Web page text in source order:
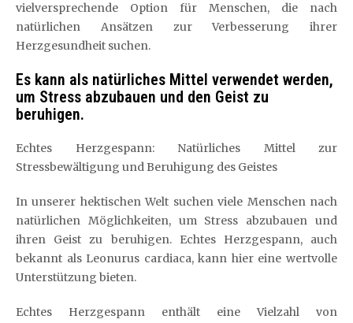
vielversprechende Option für Menschen, die nach
natürlichen Ansätzen zur Verbesserung ihrer
Herzgesundheit suchen.
Es kann als natürliches Mittel verwendet werden,
um Stress abzubauen und den Geist zu
beruhigen.
Echtes Herzgespann: Natürliches Mittel zur
Stressbewältigung und Beruhigung des Geistes
In unserer hektischen Welt suchen viele Menschen nach
natürlichen Möglichkeiten, um Stress abzubauen und
ihren Geist zu beruhigen. Echtes Herzgespann, auch
bekannt als Leonurus cardiaca, kann hier eine wertvolle
Unterstützung bieten.
Echtes Herzgespann enthält eine Vielzahl von